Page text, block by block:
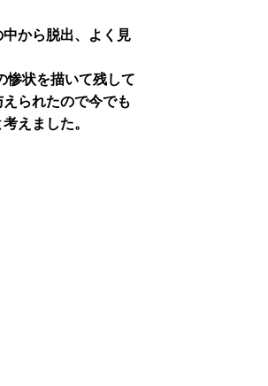
から脱出、よく見
惨状を描いて残して
られたので今でも
えました。